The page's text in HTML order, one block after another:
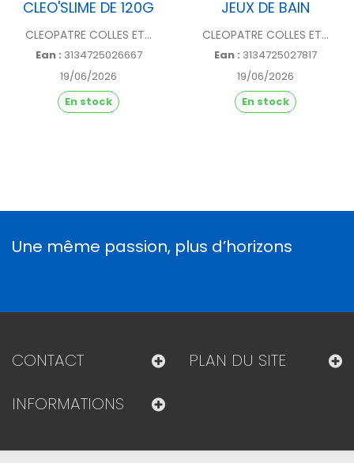
CLEO'SLIME DE 120G
CLEOPATRE COLLES ET...
Ean : 3134725026667
19/06/2026
En stock
JEUX DE BAIN
CLEOPATRE COLLES ET...
Ean : 3134725027817
19/06/2026
En stock
Une même passion, plus d’horizons
CONTACT
PLAN DU SITE
INFORMATIONS